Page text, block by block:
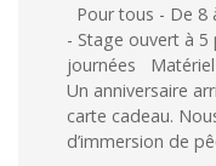
Pour tous - De
- Stage ouvert à
journées Matériel
Un anniversaire
carte cadeau.
d’immersion de